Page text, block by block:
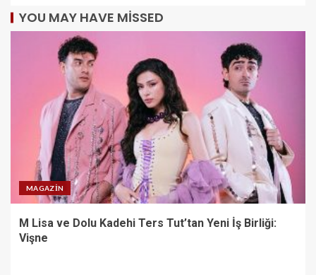
YOU MAY HAVE MISSED
MAGAZIN
M Lisa ve Dolu Kadehi Ters Tut’tan Yeni İş Birliği:
Vişne